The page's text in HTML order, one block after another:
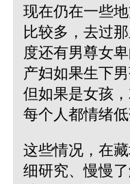
现在仍在一些
比较多，去过
度还有男尊女
产妇如果生下
但如果是女孩
每个人都情绪低
这些情况，在
细研究、慢慢